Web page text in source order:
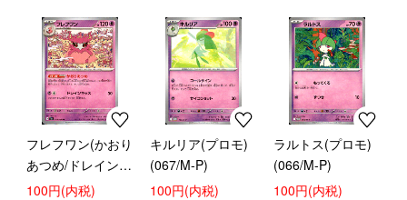
フレフワン(かおり
あつめ/ドレインキ
ッス)
100円(内税)
キルリア(プロモ)
(067/M-P)
100円(内税)
ラルトス(プロモ)
(066/M-P)
100円(内税)